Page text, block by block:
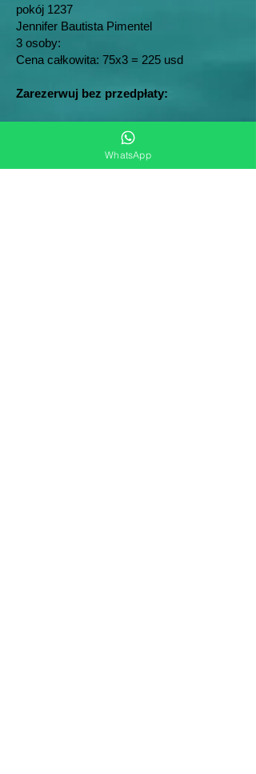
pokój 1237
Jennifer Bautista Pimentel
3 osoby:
Cena całkowita: 75x3 = 225 usd
Zarezerwuj bez przedpłaty:
WhatsApp + Viber + Telegram.
WhatsApp